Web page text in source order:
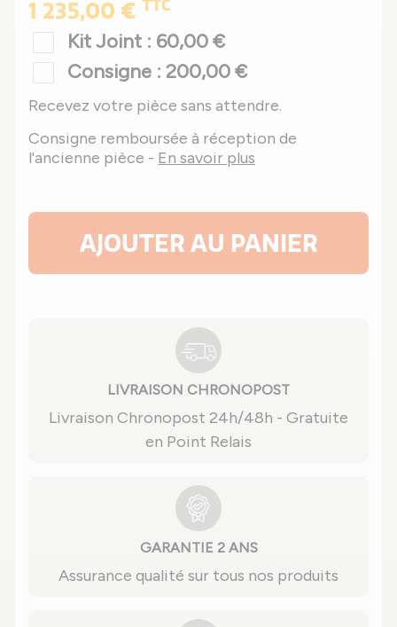
1 235,00 € TTC
Kit Joint : 60,00 €
Consigne : 200,00 €
Recevez votre pièce sans attendre.
Consigne remboursée à réception de
l'ancienne pièce - En savoir plus
AJOUTER AU PANIER
LIVRAISON CHRONOPOST
Livraison Chronopost 24h/48h - Gratuite
en Point Relais
GARANTIE 2 ANS
Assurance qualité sur tous nos produits